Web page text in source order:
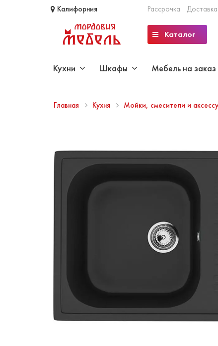
Калифорния Рассрочка Доставка
Каталог
Кухни Шкафы Мебель на заказ
Главная Кухня Мойки, смесители и